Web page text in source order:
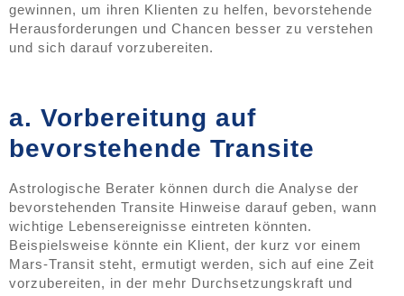
gewinnen, um ihren Klienten zu helfen, bevorstehende
Herausforderungen und Chancen besser zu verstehen
und sich darauf vorzubereiten.
a. Vorbereitung auf
bevorstehende Transite
Astrologische Berater können durch die Analyse der
bevorstehenden Transite Hinweise darauf geben, wann
wichtige Lebensereignisse eintreten könnten.
Beispielsweise könnte ein Klient, der kurz vor einem
Mars-Transit steht, ermutigt werden, sich auf eine Zeit
vorzubereiten, in der mehr Durchsetzungskraft und